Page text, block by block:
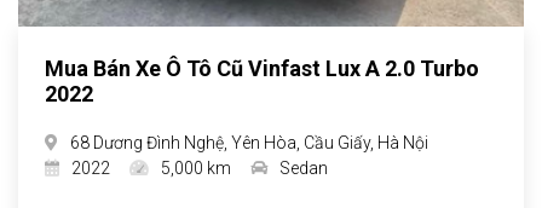
Mua Bán Xe Ô Tô Cũ Vinfast Lux A 2.0 Turbo
2022
68 Dương Đình Nghệ, Yên Hòa, Cầu Giấy, Hà Nội
2022
5,000 km Sedan